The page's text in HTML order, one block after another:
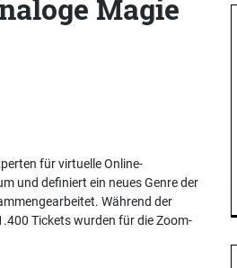
Magie
für virtuelle Online-
und definiert ein neues Genre der
Während der
Tickets wurden für die Zoom-